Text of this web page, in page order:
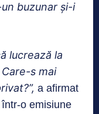
buzunar și-i
lucrează la
s mai
a afirmat
o emisiune